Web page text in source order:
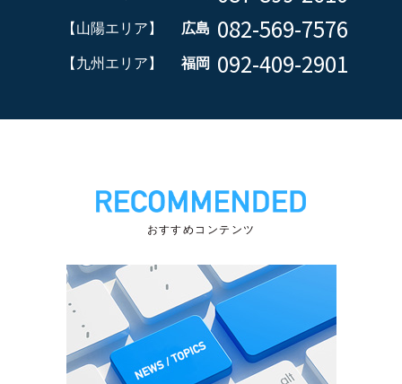
【山陽エリア】 広島 082-569-7576
【九州エリア】 福岡 092-409-2901
おすすめコンテンツ